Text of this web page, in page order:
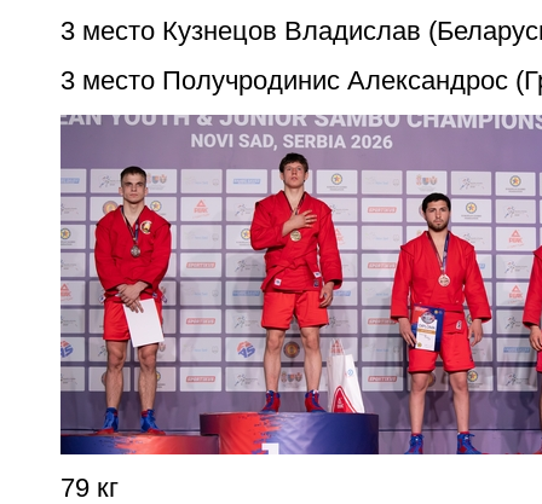
3 место Кузнецов Владислав
3 место Получродинис Александрос
79 кг